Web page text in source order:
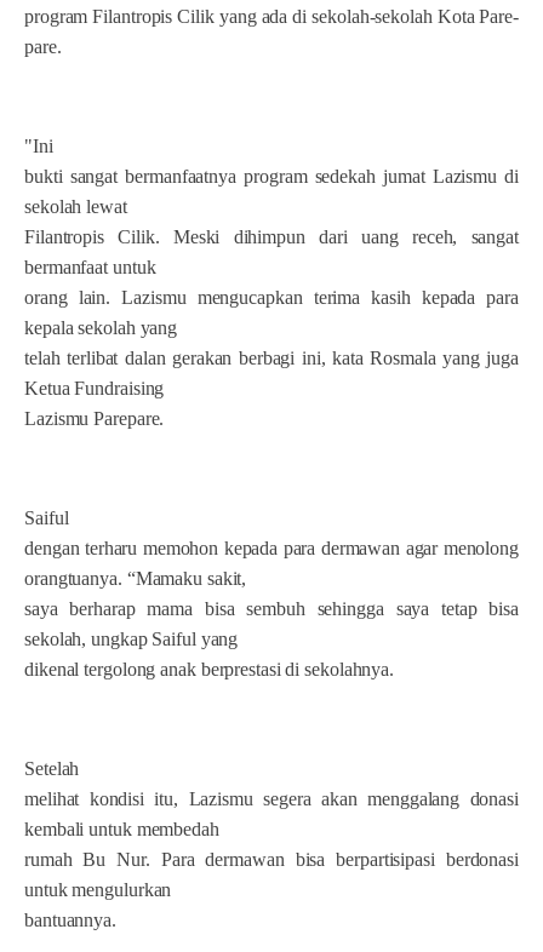
program Filantropis Cilik yang ada di sekolah-sekolah Kota Pare-
pare.
"Ini
bukti sangat bermanfaatnya program sedekah jumat Lazismu di
sekolah lewat
Filantropis Cilik. Meski dihimpun dari uang receh, sangat
bermanfaat untuk
orang lain. Lazismu mengucapkan terima kasih kepada para
kepala sekolah yang
telah terlibat dalan gerakan berbagi ini, kata Rosmala yang juga
Ketua Fundraising
Lazismu Parepare.
Saiful
dengan terharu memohon kepada para dermawan agar menolong
orangtuanya. “Mamaku sakit,
saya berharap mama bisa sembuh sehingga saya tetap bisa
sekolah, ungkap Saiful yang
dikenal tergolong anak berprestasi di sekolahnya.
Setelah
melihat kondisi itu, Lazismu segera akan menggalang donasi
kembali untuk membedah
rumah Bu Nur. Para dermawan bisa berpartisipasi berdonasi
untuk mengulurkan
bantuannya.